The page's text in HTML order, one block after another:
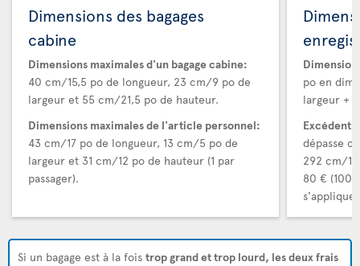
Dimensions des bagages
cabine
Dimensions maximales d'un bagage cabine:
40 cm/15,5 po de longueur, 23 cm/9 po de
largeur et 55 cm/21,5 po de hauteur.
Dimensions maximales de l'article personnel:
43 cm/17 po de longueur, 13 cm/5 po de
largeur et 31 cm/12 po de hauteur (1 par
passager).
po en
largeur +
Excédent
dépasse
292 cm/
80 € (100
Si un bagage est à la fois trop grand et trop lourd, les deux frais